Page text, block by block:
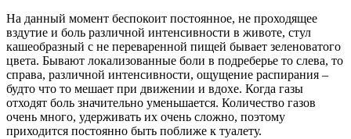
На данный момент беспокоит постоянное, не проходящее
вздутие и боль различной интенсивности в животе, стул
кашеобразный с не переваренной пищей бывает зеленоватого
цвета. Бывают локализованные боли в подреберье то слева, то
справа, различной интенсивности, ощущение распирания –
будто что то мешает при движении и вдохе. Когда газы
отходят боль значительно уменьшается. Количество газов
очень много, удерживать их очень сложно, поэтому
приходится постоянно быть поближе к туалету.